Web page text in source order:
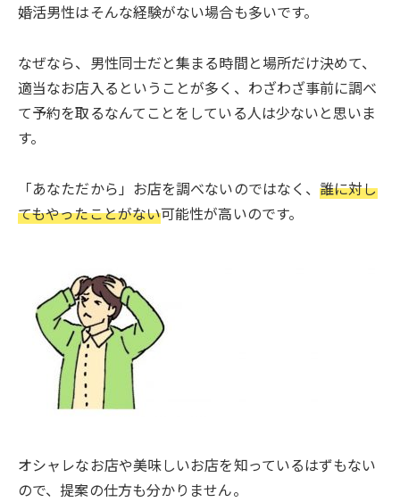
婚活男性はそんな経験がない場合も多いです。
なぜなら、男性同士だと集まる時間と場所だけ決めて、
適当なお店入るということが多く、わざわざ事前に調べ
て予約を取るなんてことをしている人は少ないと思いま
す。
「あなただから」お店を調べないのではなく、誰に対し
てもやったことがない可能性が高いのです。
オシャレなお店や美味しいお店を知っているはずもない
ので、提案の仕方も分かりません。